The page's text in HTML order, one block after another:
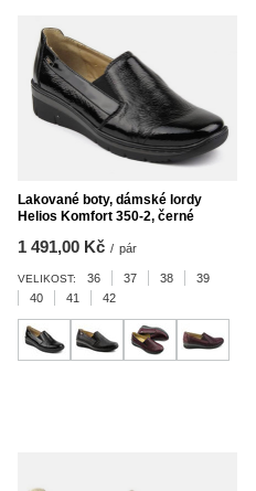
Lakované boty, dámské lordy
Helios Komfort 350-2, černé
1 491,00 Kč / pár
VELIKOST: 36 37 38
39
40
41 42